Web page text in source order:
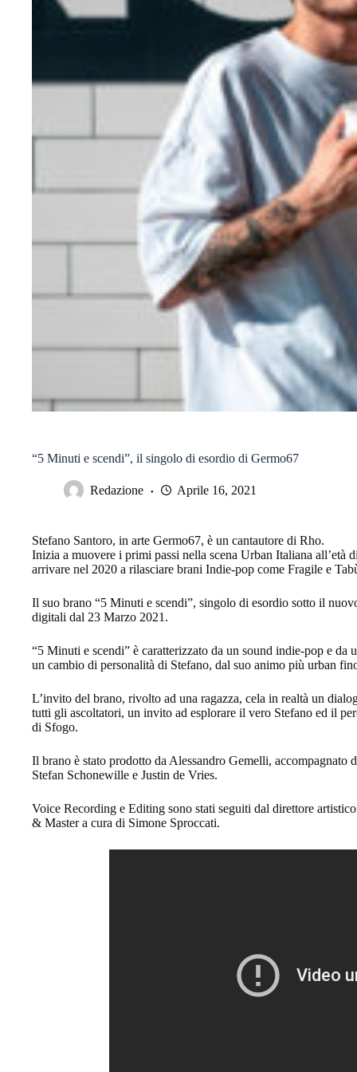
“5 Minuti e scendi”, il singolo di esordio di Germo67
Redazione Aprile 16, 2021
Stefano Santoro, in arte Germo67, è un cantautore di Rho.
Inizia a muovere i primi passi nella scena Urban Italiana all’età
arrivare nel 2020 a rilasciare brani Indie-pop come Fragile e
Il suo brano “5 Minuti e scendi”, singolo di esordio sotto il
digitali dal 23 Marzo 2021.
“5 Minuti e scendi” è caratterizzato da un sound indie-pop e
un cambio di personalità di Stefano, dal suo animo più urban
L’invito del brano, rivolto ad una ragazza, cela in realtà un
tutti gli ascoltatori, un invito ad esplorare il vero Stefano ed il
di Sfogo.
Il brano è stato prodotto da Alessandro Gemelli, accompagnato
Stefan Schonewille e Justin de Vries.
Voice Recording e Editing sono stati seguiti dal direttore
& Master a cura di Simone Sproccati.